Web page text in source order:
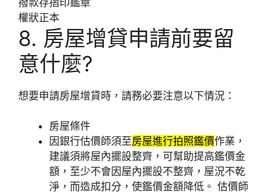
權狀正本
8. 房屋增貸申請前要留
意什麼?
想要申請房屋增貸時，請務必要注意以下情況：
房屋條件
因銀行估價師須至房屋進行拍照鑑價作業，
建議須將屋內擺設整齊，可幫助提高鑑價金
額，至少不會因屋內擺設不整齊，屋況不乾
淨，而造成扣分，使鑑價金額降低。 估價師